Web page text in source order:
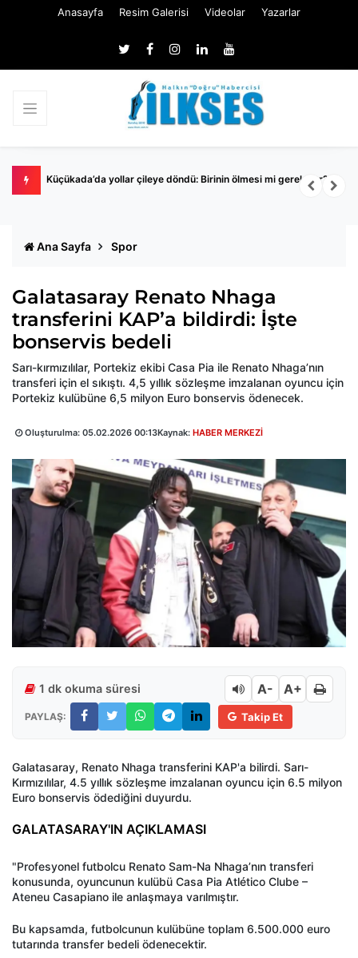
Anasayfa Resim Galerisi Videolar Yazarlar
Küçükada’da yollar çileye döndü: Birinin ölmesi mi gerekiyor?
Ana Sayfa Spor
Galatasaray Renato Nhaga
transferini KAP’a bildirdi: İşte
bonservis bedeli
Sarı-kırmızılılar, Portekiz ekibi Casa Pia ile Renato Nhaga’nın
transferi için el sıkıştı. 4,5 yıllık sözleşme imzalanan oyuncu için
Portekiz kulübüne 6,5 milyon Euro bonservis ödenecek.
Oluşturulma: 05.02.2026 00:13Kaynak: HABER MERKEZİ
1 dk okuma süresi A- A+
PAYLAŞ: Takip Et
Galatasaray, Renato Nhaga transferini KAP'a bilirdi. Sarı-
Kırmızılılar, 4.5 yıllık sözleşme imzalanan oyuncu için 6.5 milyon
Euro bonservis ödediğini duyurdu.
GALATASARAY'IN AÇIKLAMASI
"Profesyonel futbolcu Renato Sam-Na Nhaga’nın transferi
konusunda, oyuncunun kulübü Casa Pia Atlético Clube –
Ateneu Casapiano ile anlaşmaya varılmıştır.
Bu kapsamda, futbolcunun kulübüne toplam 6.500.000 euro
tutarında transfer bedeli ödenecektir.